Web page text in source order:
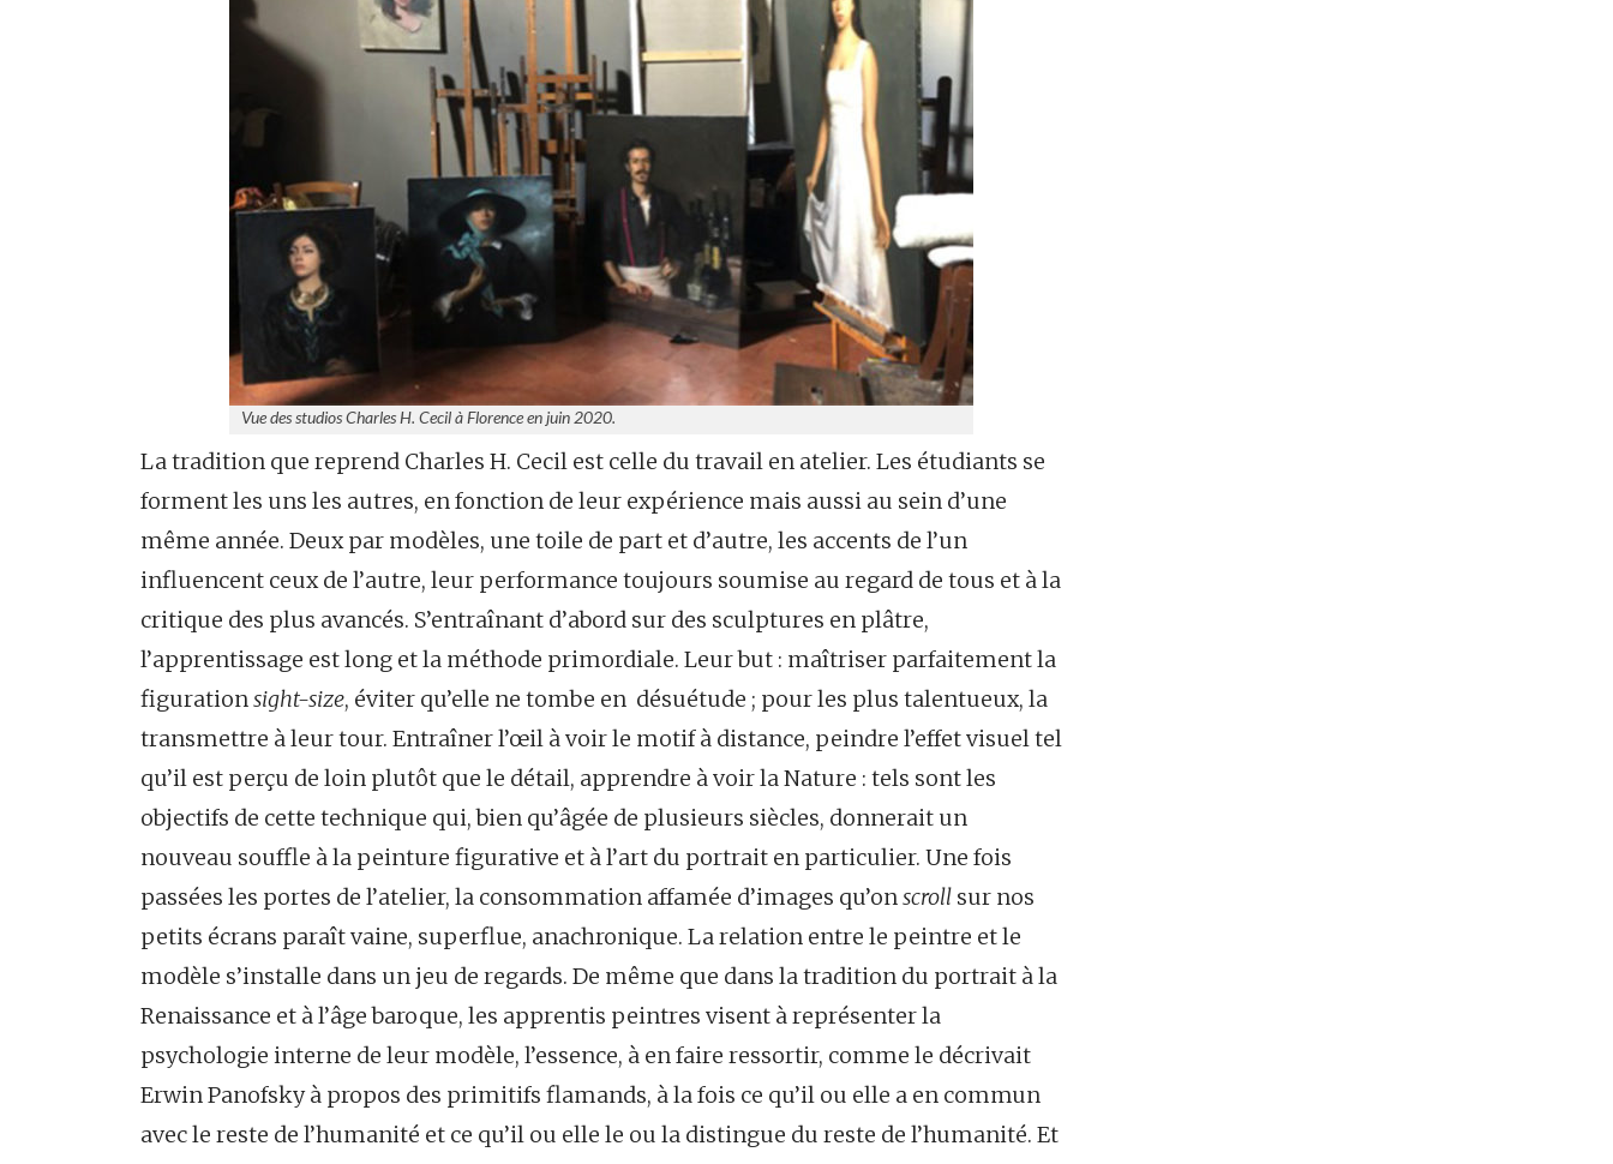
Vue des studios Charles H. Cecil à Florence en juin 2020.
La tradition que reprend Charles H. Cecil est celle du travail en atelier. Les étudiants se
forment les uns les autres, en fonction de leur expérience mais aussi au sein d’une
même année. Deux par modèles, une toile de part et d’autre, les accents de l’un
influencent ceux de l’autre, leur performance toujours soumise au regard de tous et à la
critique des plus avancés. S’entraînant d’abord sur des sculptures en plâtre,
l’apprentissage est long et la méthode primordiale. Leur but : maîtriser parfaitement la
figuration sight-size, éviter qu’elle ne tombe en désuétude ; pour les plus talentueux, la
transmettre à leur tour. Entraîner l’œil à voir le motif à distance, peindre l’effet visuel tel
qu’il est perçu de loin plutôt que le détail, apprendre à voir la Nature : tels sont les
objectifs de cette technique qui, bien qu’âgée de plusieurs siècles, donnerait un
nouveau souffle à la peinture figurative et à l’art du portrait en particulier. Une fois
passées les portes de l’atelier, la consommation affamée d’images qu’on scroll sur nos
petits écrans paraît vaine, superflue, anachronique. La relation entre le peintre et le
modèle s’installe dans un jeu de regards. De même que dans la tradition du portrait à la
Renaissance et à l’âge baroque, les apprentis peintres visent à représenter la
psychologie interne de leur modèle, l’essence, à en faire ressortir, comme le décrivait
Erwin Panofsky à propos des primitifs flamands, à la fois ce qu’il ou elle a en commun
avec le reste de l’humanité et ce qu’il ou elle le ou la distingue du reste de l’humanité. Et